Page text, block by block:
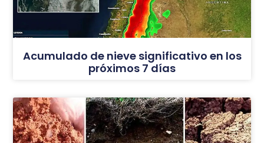
Acumulado de nieve significativo en los
próximos 7 días